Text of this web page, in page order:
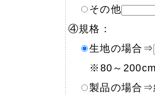
その他
④規格：
生地の場合⇒
※80～200cm
製品の場合⇒